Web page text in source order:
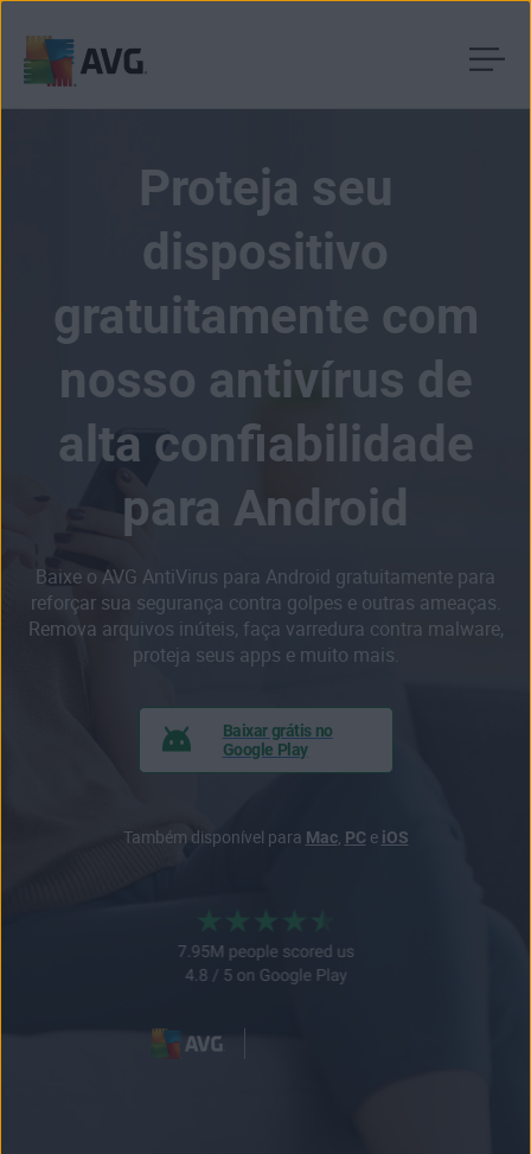
Proteja seu
dispositivo
gratuitamente com
nosso antivírus de
alta confiabilidade
para Android
Baixe o AVG AntiVirus para Android gratuitamente para
reforçar sua segurança contra golpes e outras ameaças.
Remova arquivos inúteis, faça varredura contra malware,
proteja seus apps e muito mais.
Baixar grátis no
Google Play
Também disponível para Mac, PC e iOS